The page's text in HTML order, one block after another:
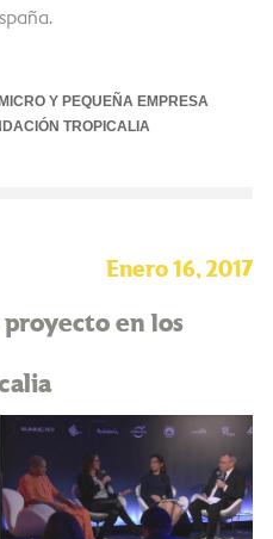
MICRO Y PEQUEÑA EMPRESA
TROPICALIA
Enero 16, 2017
en los